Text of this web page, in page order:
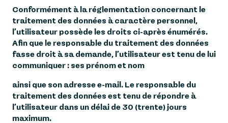
Conformément à la réglementation concernant le
traitement des données à caractère personnel,
l’utilisateur possède les droits ci-après énumérés.
Afin que le responsable du traitement des données
fasse droit à sa demande, l’utilisateur est tenu de lui
communiquer : ses prénom et nom
ainsi que son adresse e-mail. Le responsable du
traitement des données est tenu de répondre à
l’utilisateur dans un délai de 30 (trente) jours
maximum.